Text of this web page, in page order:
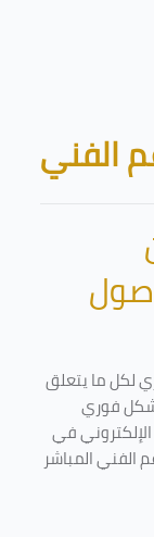
Blocks
الفني
لكل ما يتعلق
فوري
في
الفني المباشر